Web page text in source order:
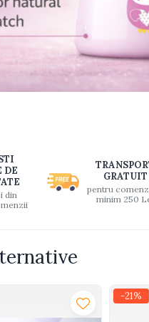
DE
din
GRATUIT
pentru
minim 250
-21%